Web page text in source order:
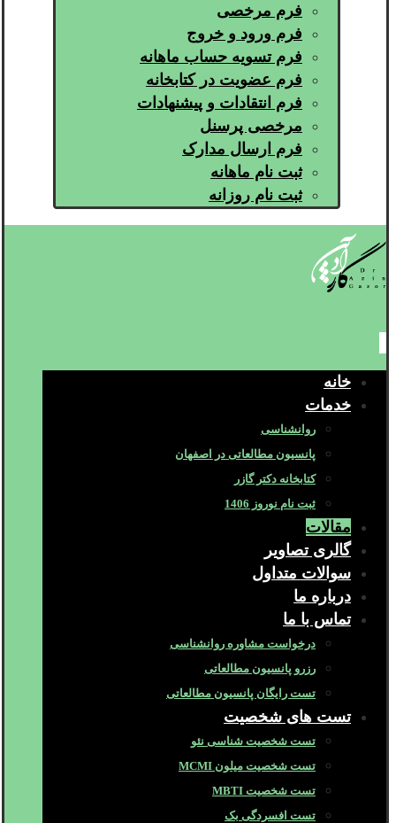
فرم مرخصی
فرم ورود و خروج
فرم تسویه حساب ماهانه
فرم عضویت در کتابخانه
فرم انتقادات و پیشنهادات
مرخصی پرسنل
فرم ارسال مدارک
ثبت نام ماهانه
ثبت نام روزانه
خانه
خدمات
روانشناسی
پانسیون مطالعاتی در اصفهان
کتابخانه دکتر گازر
ثبت نام نوروز 1406
مقالات
گالری تصاویر
سوالات متداول
درباره ما
تماس با ما
درخواست مشاوره روانشناسی
رزرو پانسیون مطالعاتی
تست رایگان پانسیون مطالعاتی
تست های شخصیت
تست شخصیت شناسی نئو
تست شخصیت میلون MCMI
تست شخصیت MBTI
تست افسردگی بک